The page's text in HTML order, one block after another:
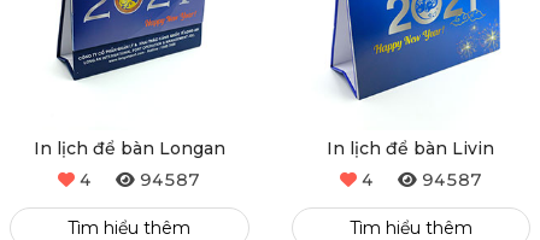
In lịch để bàn Longan
4
94587
Tìm hiểu thêm
In lịch để bàn Livin
4
94587
Tìm hiểu thêm